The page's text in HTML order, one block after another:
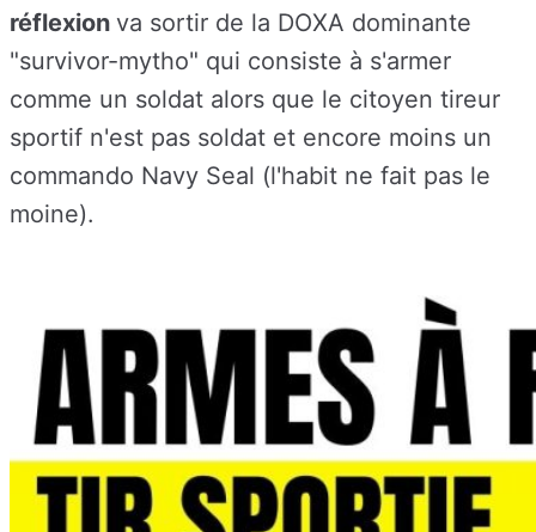
réflexion va sortir de la DOXA dominante
"survivor-mytho" qui consiste à s'armer
comme un soldat alors que le citoyen tireur
sportif n'est pas soldat et encore moins un
commando Navy Seal (l'habit ne fait pas le
moine).